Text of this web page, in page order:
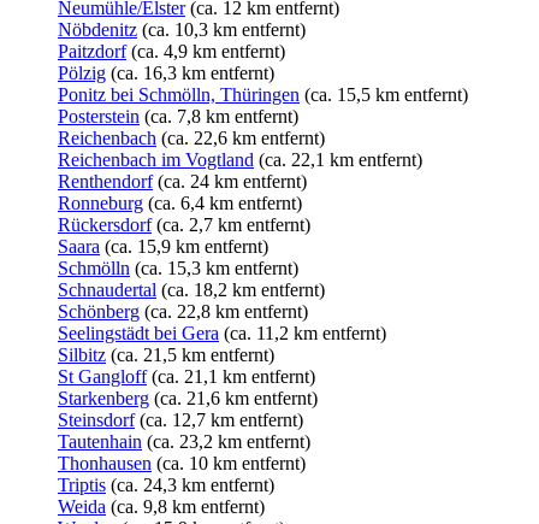
Neumühle/Elster(ca. 12 km entfernt)
Nöbdenitz (ca. 10,3 km entfernt)
Paitzdorf(ca. 4,9 km entfernt)
Pölzig (ca. 16,3 km entfernt)
Ponitz bei Schmölln, Thüringen (ca. 15,5 km entfernt)
Posterstein (ca. 7,8 km entfernt)
Reichenbach (ca. 22,6 km entfernt)
Reichenbach im Vogtland (ca. 22,1 km entfernt)
Renthendorf(ca. 24 km entfernt)
Ronneburg (ca. 6,4 km entfernt)
Rückersdorf(ca. 2,7 km entfernt)
Saara (ca. 15,9 km entfernt)
Schmölln (ca. 15,3 km entfernt)
Schnaudertal (ca. 18,2 km entfernt)
Schönberg (ca. 22,8 km entfernt)
Seelingstädt bei Gera (ca. 11,2 km entfernt)
Silbitz (ca. 21,5 km entfernt)
St Gangloff(ca. 21,1 km entfernt)
Starkenberg (ca. 21,6 km entfernt)
Steinsdorf(ca. 12,7 km entfernt)
Tautenhain (ca. 23,2 km entfernt)
Thonhausen (ca. 10 km entfernt)
Triptis (ca. 24,3 km entfernt)
Weida (ca. 9,8 km entfernt)